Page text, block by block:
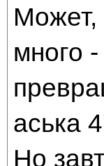
много
аська
Но